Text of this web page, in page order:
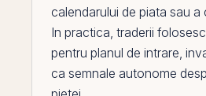
calendarului de piata sau a
In practica, traderii
pentru planul de intrare,
ca semnale autonome